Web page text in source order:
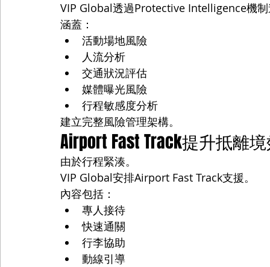
VIP Global透過Protective Intelligence機
涵蓋：
活動場地風險
人流分析
交通狀況評估
媒體曝光風險
行程敏感度分析
建立完整風險管理架構。
Airport Fast Track提升抵離
由於行程緊湊。
VIP Global安排Airport Fast Track支援。
內容包括：
專人接待
快速通關
行李協助
動線引導